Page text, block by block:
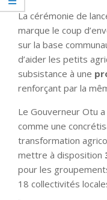
La cérémonie de
marque le coup
sur la base
d’aider les petits
subsistance à une
renforçant par la
Le Gouverneur Otu
comme une
transformation
mettre à disposition
pour les
18 collectivités